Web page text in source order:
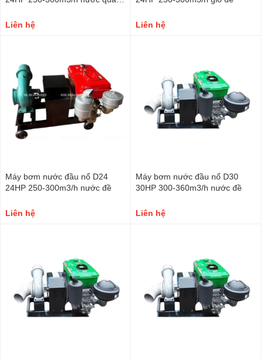
Liên hệ
Liên hệ
Máy bơm nước đầu nổ D24
24HP 250-300m3/h nước đề
Liên hệ
Máy bơm nước đầu nổ D30
30HP 300-360m3/h nước đề
Liên hệ